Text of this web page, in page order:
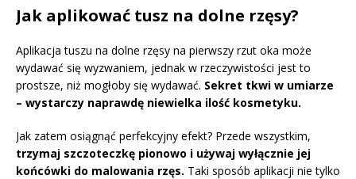
Jak aplikować tusz na dolne rzęsy?
Aplikacja tuszu na dolne rzęsy na pierwszy rzut oka może
wydawać się wyzwaniem, jednak w rzeczywistości jest to
prostsze, niż mogłoby się wydawać. Sekret tkwi w umiarze
– wystarczy naprawdę niewielka ilość kosmetyku.
Jak zatem osiągnąć perfekcyjny efekt? Przede wszystkim,
trzymaj szczoteczkę pionowo i używaj wyłącznie jej
końcówki do malowania rzęs. Taki sposób aplikacji nie tylko